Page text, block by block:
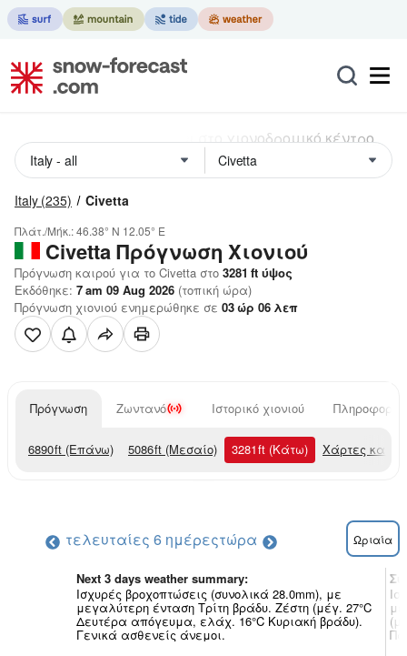
Italy (235) Civetta
Πλάτ./Μήκ.:46.38° N 12.05° E
CivettaΠρόγνωση Χιονιού
Πρόγνωση καιρού για το Civetta στο 3281 ft ύψος
Εκδόθηκε: 7 am 09 Aug 2026 (τοπική ώρα)
Πρόγνωση χιονιού ενημερώθηκε σε 03ώρ 06 λεπ
Πρόγνωση Ζωντανό Ιστορικό χιονιού
6890ft (Επάνω) 5086ft (Μεσαίο) 3281ft (Κάτω) Χάρτες
τελευταίες 6 ημέρεςτώρα Ωριαία
Next 3 days weather summary:
Ισχυρές βροχοπτώσεις (συνολικά 28.0mm), με
μεγαλύτερη ένταση Τρίτη βράδυ. Ζέστη (μέγ. 27°C
Δευτέρα απόγευμα, ελάχ. 16°C Κυριακή βράδυ).
Γενικά ασθενείς άνεμοι.